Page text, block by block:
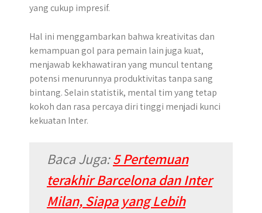
yang cukup impresif.
Hal ini menggambarkan bahwa kreativitas dan
kemampuan gol para pemain lain juga kuat,
menjawab kekhawatiran yang muncul tentang
potensi menurunnya produktivitas tanpa sang
bintang. Selain statistik, mental tim yang tetap
kokoh dan rasa percaya diri tinggi menjadi kunci
kekuatan Inter.
Baca Juga:5 Pertemuan
terakhir Barcelona dan Inter
Milan, Siapa yang Lebih